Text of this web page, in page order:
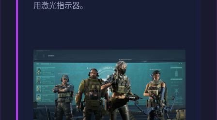
用激光指示器。